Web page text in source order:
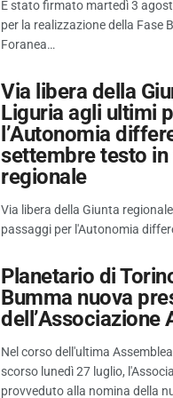
È stato firmato martedì 3
per la realizzazione della Fase
Foranea…
Via libera della
Liguria agli ultimi
l’Autonomia
settembre testo
regionale
Via libera della Giunta
passaggi per l'Autonomia
Planetario di
Bumma nuova
dell’Associazione
Nel corso dell'ultima
scorso lunedì 27 luglio,
provveduto alla nomina della